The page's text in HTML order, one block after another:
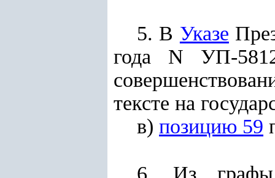
5. В Указе
года N УП-
тексте на
в) позицию 59
6. Из графы